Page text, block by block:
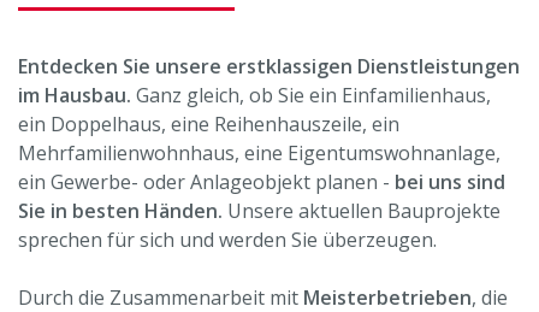
Entdecken Sie unsere erstklassigen Dienstleistungen
im Hausbau. Ganz gleich, ob Sie ein Einfamilienhaus,
ein Doppelhaus, eine Reihenhauszeile, ein
Mehrfamilienwohnhaus, eine Eigentumswohnanlage,
ein Gewerbe- oder Anlageobjekt planen - bei uns sind
Sie in besten Händen. Unsere aktuellen Bauprojekte
sprechen für sich und werden Sie überzeugen.
Durch die Zusammenarbeit mit Meisterbetrieben, die